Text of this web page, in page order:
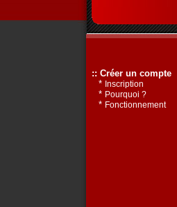
:: Créer un compte
* Inscription
* Pourquoi ?
* Fonctionnement